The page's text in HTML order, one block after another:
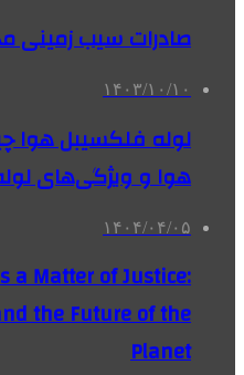
صادرات سیب زمینی
۱۴۰۳/۱۰/۱۰
لوله فلکسیبل هوا
هوا و ویژگی‌های
۱۴۰۴/۰۴/۰۵
a Matter of Justice:
the Future of the
Planet